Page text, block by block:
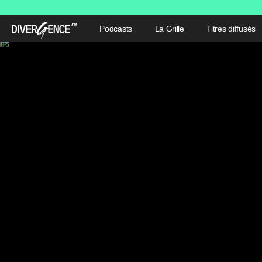
Podcasts La Grille Titres diffusés